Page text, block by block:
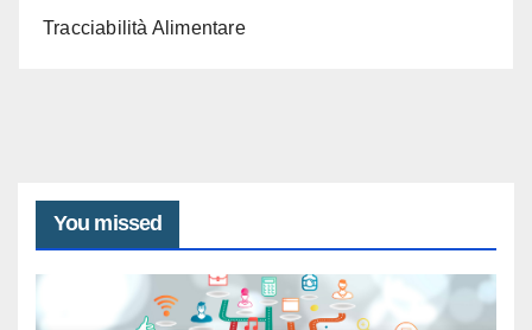
Tracciabilità Alimentare
You missed